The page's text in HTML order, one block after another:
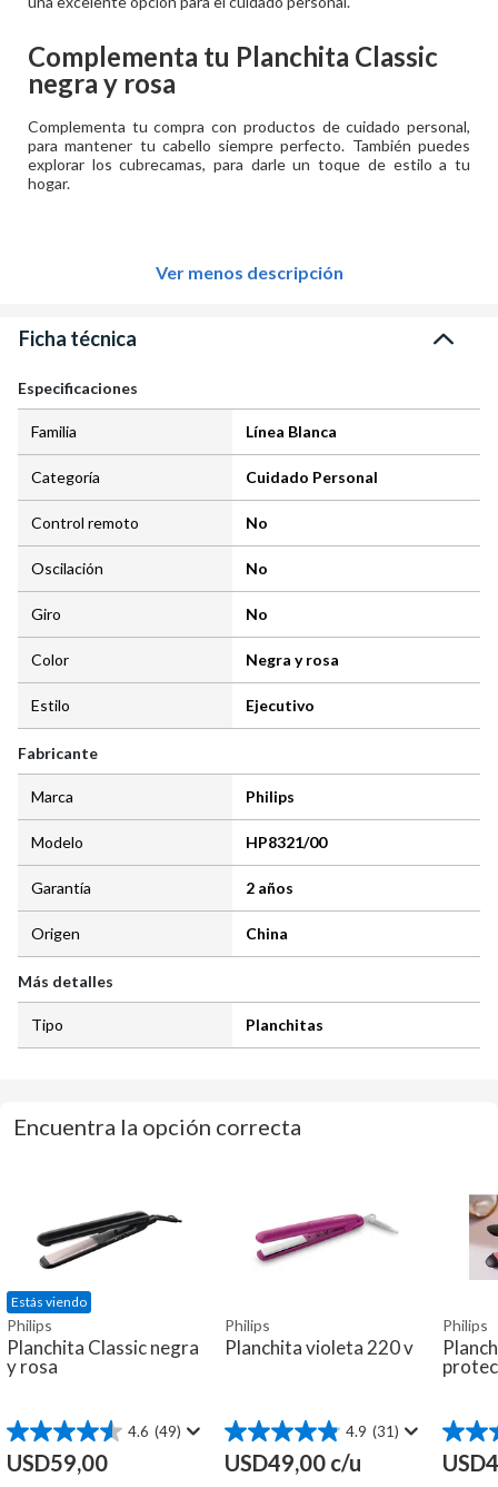
Complementa tu Planchita Classic
negra y rosa
Complementa tu compra con productos de cuidado personal,
para mantener tu cabello siempre perfecto. También puedes
explorar los cubrecamas, para darle un toque de estilo a tu
hogar.
Ver menos descripción
Ficha técnica
Especificaciones
Familia Línea Blanca
Categoría Cuidado Personal
Control remoto No
Oscilación No
Giro No
Color Negra y rosa
Estilo Ejecutivo
Fabricante
Marca Philips
Modelo HP8321/00
Garantía 2 años
Origen China
Más detalles
Tipo Planchitas
Encuentra la opción correcta
Estás viendo
Philips
Planchita Classic negra
y rosa
4.6 (49)
4.6
de
5
USD59,00
Philips
Planchita violeta 220 v
4.9 (31)
4.9
de
5
USD49,00 c/u
Philips
5.0
de
5
USD